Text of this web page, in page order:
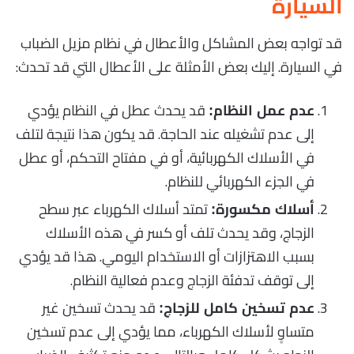
السيارة
قد تواجه بعض المشاكل والأعطال في نظام مزيل الضباب
في السيارة. إليك بعض الأمثلة على الأعطال التي قد تحدث:
عدم عمل النظام: قد يحدث عطل في النظام يؤدي
إلى عدم تشغيله عند الحاجة. قد يكون هذا نتيجة لتلف
في الأسلاك الكهربائية، أو في مفتاح التحكم، أو عطل
في الجزء الكهربائي للنظام.
أسلاك مكسورة: تمتد أسلاك الكهرباء عبر سطح
الزجاج، وقد يحدث تلف أو كسر في هذه الأسلاك
بسبب الاهتزازات أو الاستخدام اليومي. هذا قد يؤدي
إلى توقف تدفئة الزجاج وعدم فعالية النظام.
عدم تسخين كامل للزجاج: قد يحدث تسخين غير
متساوٍ لأسلاك الكهرباء، مما يؤدي إلى عدم تسخين